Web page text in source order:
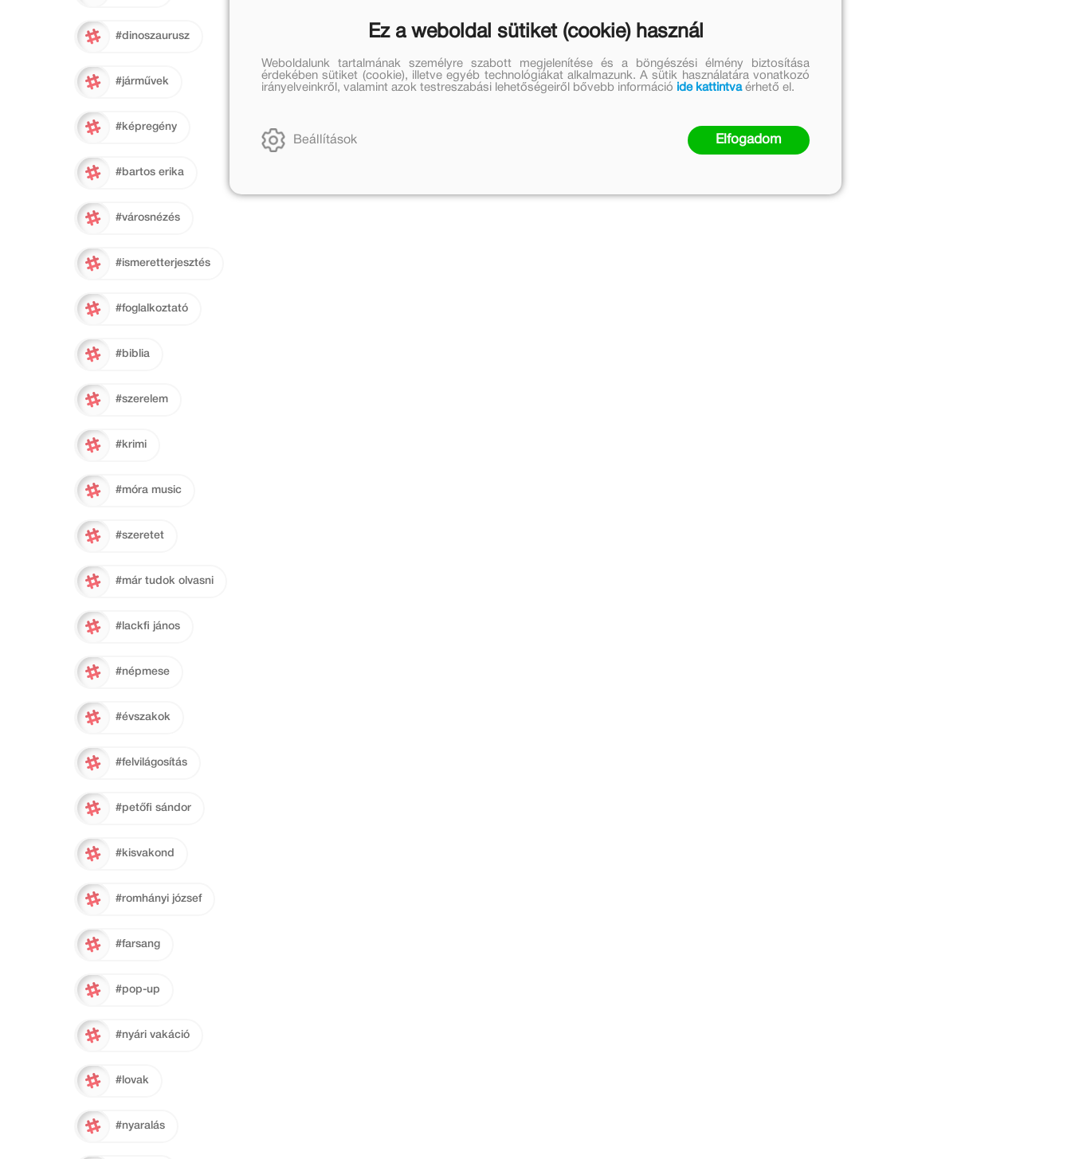
#dinoszaurusz
#járművek
#képregény
#bartos erika
#városnézés
#ismeretterjesztés
#foglalkoztató
#biblia
#szerelem
#krimi
#móra music
#szeretet
#már tudok olvasni
#lackfi jános
#népmese
#évszakok
#felvilágosítás
#petőfi sándor
#kisvakond
#romhányi józsef
#farsang
#pop-up
#nyári vakáció
#lovak
#nyaralás
Ez a weboldal sütiket (cookie) használ
Weboldalunk tartalmának személyre szabott megjelenítése és a böngészési élmény biztosítása
érdekében sütiket (cookie), illetve egyéb technológiákat alkalmazunk. A sütik használatára vonatkozó
irányelveinkről, valamint azok testreszabási lehetőségeiről bővebb információ ide kattintvaérhető el.
Beállítások Elfogadom